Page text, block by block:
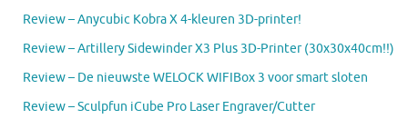
Review – Anycubic Kobra X 4-kleuren 3D-printer!
Review – Artillery Sidewinder X3 Plus 3D-Printer (30x30x40cm!!)
Review – De nieuwste WELOCK WIFIBox 3 voor smart sloten
Review – Sculpfun iCube Pro Laser Engraver/Cutter